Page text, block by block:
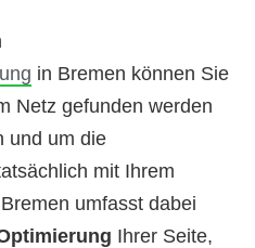
in Bremen können Sie
Netz gefunden werden
und um die
mit Ihrem
umfasst dabei
Ihrer Seite,